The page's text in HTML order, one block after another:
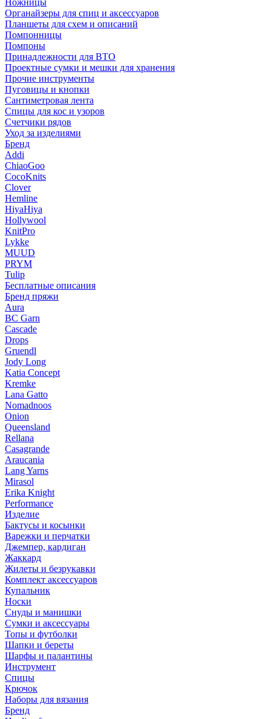
Ножницы
Органайзеры для спиц и аксессуаров
Планшеты для схем и описаний
Помпонницы
Помпоны
Принадлежности для ВТО
Проектные сумки и мешки для хранения
Прочие инструменты
Пуговицы и кнопки
Сантиметровая лента
Спицы для кос и узоров
Счетчики рядов
Уход за изделиями
Бренд
Addi
ChiaoGoo
CocoKnits
Clover
Hemline
HiyaHiya
Hollywool
KnitPro
Lykke
MUUD
PRYM
Tulip
Бесплатные описания
Бренд пряжи
Aura
BC Garn
Cascade
Drops
Gruendl
Jody Long
Katia Concept
Kremke
Lana Gatto
Nomadnoos
Onion
Queensland
Rellana
Casagrande
Araucania
Lang Yarns
Mirasol
Erika Knight
Performance
Изделие
Бактусы и косынки
Варежки и перчатки
Джемпер, кардиган
Жаккард
Жилеты и безрукавки
Комплект аксессуаров
Купальник
Носки
Снуды и манишки
Сумки и аксессуары
Топы и футболки
Шапки и береты
Шарфы и палантины
Инструмент
Спицы
Крючок
Наборы для вязания
Бренд